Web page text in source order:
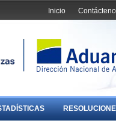
Inicio